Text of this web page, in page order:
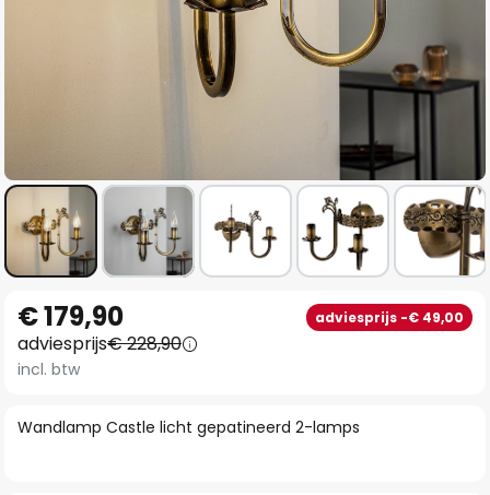
naar
het
begin
de
Wandlamp Castle licht gepatineerd 2-lamps
€ 179,90 adviesprijs -€ 49,00
adviesprijs€ 228,90
incl. btw